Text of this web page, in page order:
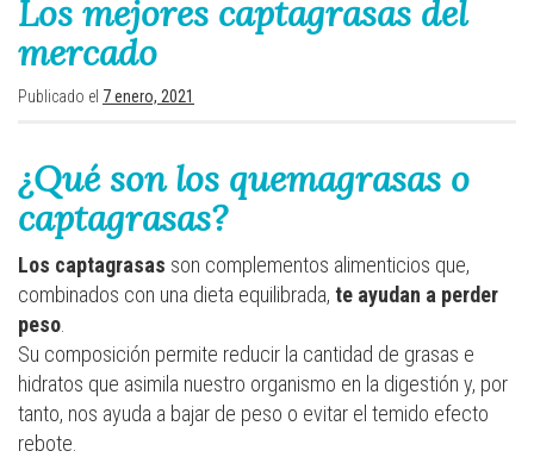
Los mejores captagrasas del
mercado
Publicado el 7 enero, 2021
¿Qué son los quemagrasas o
captagrasas?
Los captagrasas son complementos alimenticios que,
combinados con una dieta equilibrada, te ayudan a perder
peso
Su composición permite reducir la cantidad de grasas e
hidratos que asimila nuestro organismo en la digestión y, por
tanto, nos ayuda a bajar de peso o evitar el temido efecto
rebote.